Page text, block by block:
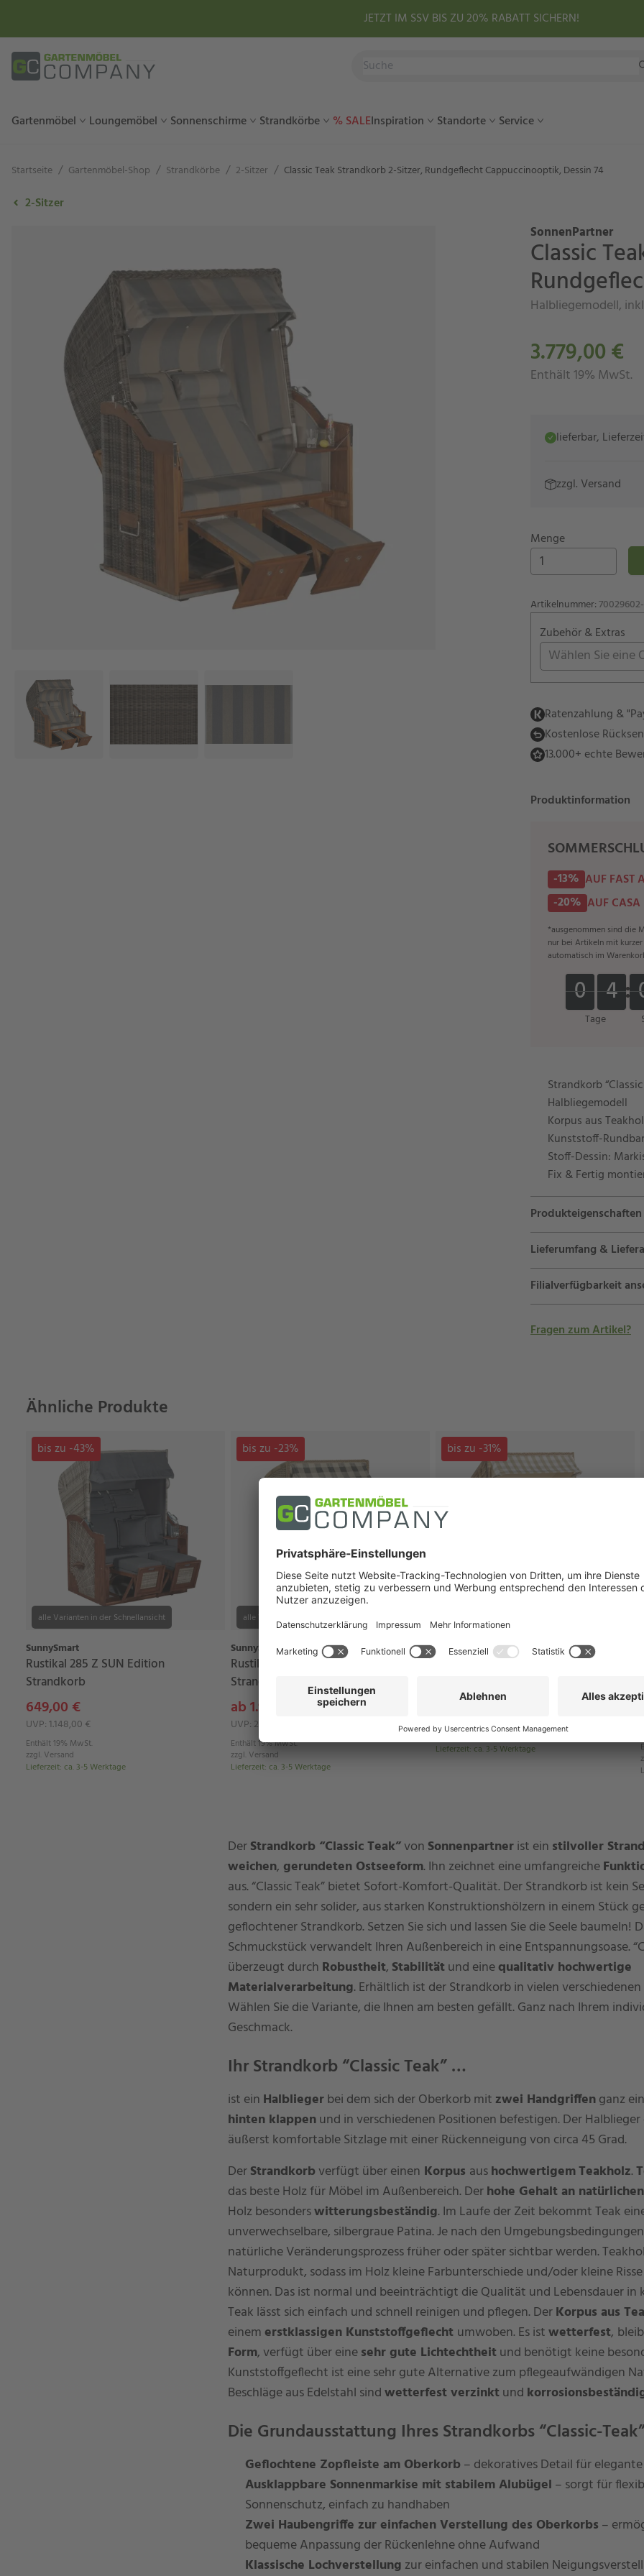
JETZT IM SSV BIS ZU 20% RABATT SICHERN!
Gartenmöbel Loungemöbel Sonnenschirme Strandkörbe % SALEInspiration Standorte Service
Startseite / Gartenmöbel-Shop / Strandkörbe / 2-Sitzer / Classic Teak Strandkorb 2-Sitzer, Rundgeflecht Cappuccinooptik, Dessin 74
2-Sitzer
SonnenPartner
Classic
Halbliegemodell,
3.779,00 €
Enthält 19% MwSt.
lieferbar,
zzgl. Versand
Menge
Artikelnummer:
Zubehör & Extras
Wählen Sie eine
Ratenzahlung &
Kostenlose
13.000+ echte
Produktinformation
-13% AUF FAST
-20% AUF
*ausgenommen sind die
nur bei Artikeln mit
automatisch im
Tage
0
0
0
0 4
4
4
4
Strandkorb
Halbliegemodell
Korpus aus
Kunststoff-
Stoff-Dessin:
Fix & Fertig
Produkteigenschaften
Lieferumfang &
Filialverfügbarkeit
Fragen zum Artikel?
Ähnliche Produkte
alle Varianten in der Schnellansicht
bis zu -43%
SunnySmart
Rustikal 285 Z SUN Edition
Strandkorb
649,00 €
UVP: 1.148,00 €
Enthält 19% MwSt.
zzgl. Versand
Lieferzeit: ca. 3-5 Werktage
alle Varianten in der Schnellansicht
bis zu -23%
SunnySmart
Rustikal 305 Z Comfort Teak XL
Strandkorb mit Bullaugen
ab 1.999,00 €
UVP: 2.598,00 €
Enthält 19% MwSt.
zzgl. Versand
Lieferzeit: ca. 3-5 Werktage
alle Varianten in der Schnellansicht
bis zu -31%
SunnySmart
Rustikal 34 Z Teak XL Strandkorb
ab 1.090,99 €
Enthält 19% MwSt.
zzgl.
Lieferzeit: ca. 3-5 Werktage
DerStrandkorb “Classic Teak”von Sonnenpartnerist ein stilvoller
weichen, gerundeten Ostseeform. Ihn zeichnet eine umfangreiche
aus. “Classic Teak” bietet Sofort-Komfort-Qualität. Der Strandkorb ist kein
sondern ein sehr solider, aus starken Konstruktionshölzern in einem Stück
geflochtener Strandkorb. Setzen Sie sich und lassen Sie die Seele baumeln!
Schmuckstück verwandelt Ihren Außenbereich in eine Entspannungsoase.
überzeugt durch Robustheit, Stabilitätund einequalitativ hochwertige
Materialverarbeitung. Erhältlich ist der Strandkorb in vielen
Wählen Sie die Variante, die Ihnen am besten gefällt. Ganz nach Ihrem
Geschmack.
Ihr Strandkorb “Classic Teak” …
ist ein Halbliegerbei dem sich der Oberkorb mit zwei Handgriffenganz
hinten klappenund in verschiedenen Positionen befestigen. Der
äußerst komfortable Sitzlage mit einer Rückenneigung von circa 45 Grad.
DerStrandkorbverfügt über einen Korpus aushochwertigemTeakholz.
das beste Holz für Möbel im Außenbereich. Derhohe Gehalt an
Holz besonderswitterungsbeständig. Im Laufe der Zeit bekommt Teak
unverwechselbare, silbergraue Patina. Je nach den
natürliche Veränderungsprozess früher oder später sichtbar werden.
Naturprodukt, sodass im Holz kleine Farbunterschiede und/oder kleine
können. Das ist normal und beeinträchtigt die Qualität und Lebensdauer in
Teak lässt sich einfach und schnell reinigen und pflegen. DerKorpus aus
einem erstklassigen Kunststoffgeflecht umwoben. Es istwetterfest,
Form, verfügt über einesehr gute Lichtechtheitund benötigt keine
Kunststoffgeflecht ist eine sehr gute Alternative zum pflegeaufwändigen
Beschläge aus Edelstahl sindwetterfest verzinktund
Die Grundausstattung Ihres Strandkorbs “Classic-
Geflochtene Zopfleiste am Oberkorb – dekoratives Detail für
Ausklappbare Sonnenmarkise mit stabilem Alubügel – sorgt für
Sonnenschutz, einfach zu handhaben
Zwei Haubengriffe zur einfachen Verstellung des Oberkorbs –
bequeme Anpassung der Rückenlehne ohne Aufwand
Klassische Lochverstellung zur einfachen und stabilen